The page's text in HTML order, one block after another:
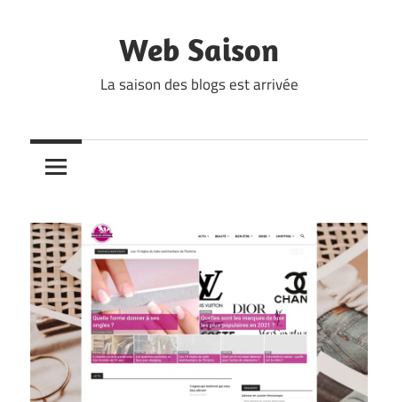
Web Saison
La saison des blogs est arrivée